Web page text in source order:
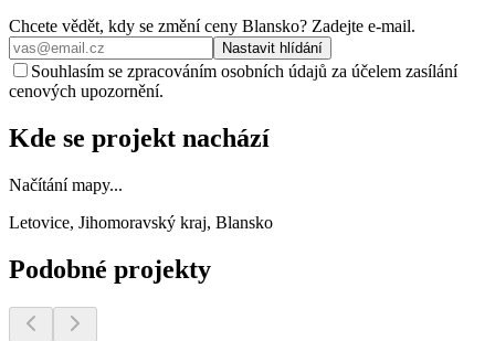
Chcete vědět, kdy se změní ceny Blansko? Zadejte e‑mail.
Nastavit hlídání
Souhlasím se zpracováním osobních údajů za účelem zasílání
cenových upozornění.
Kde se projekt nachází
Načítání mapy...
Letovice, Jihomoravský kraj, Blansko
Podobné projekty